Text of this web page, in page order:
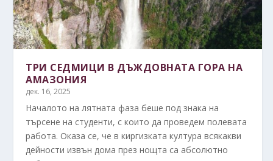
ТРИ СЕДМИЦИ В ДЪЖДОВНАТА ГОРА НА
АМАЗОНИЯ
дек. 16, 2025
Началото на лятната фаза беше под знака на
търсене на студенти, с които да проведем полевата
работа. Оказа се, че в киргизката култура всякакви
дейности извън дома през нощта са абсолютно